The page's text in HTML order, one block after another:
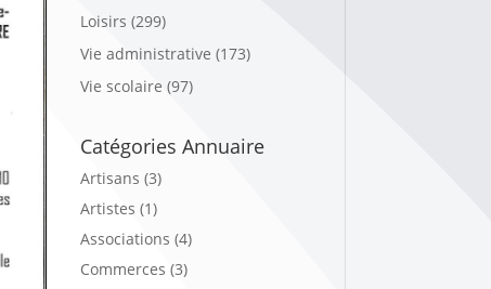
Loisirs (299)
Vie administrative (173)
Vie scolaire (97)
Catégories Annuaire
Artisans (3)
Artistes (1)
Associations (4)
Commerces (3)